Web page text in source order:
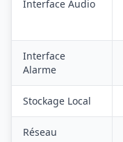
Interface Audio
Interface
Alarme
Stockage Local
Réseau